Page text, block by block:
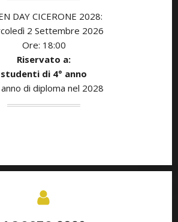
DAY CICERONE 2028:
2 Settembre 2026
Ore: 18:00
Riservato a:
studenti di 4° anno
di diploma nel 2028